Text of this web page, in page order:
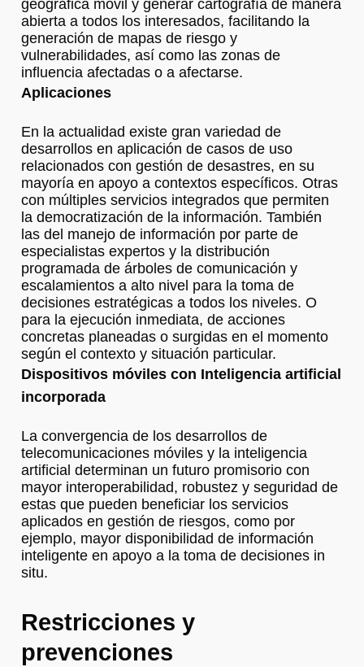
geográfica móvil y generar cartografía de manera
abierta a todos los interesados, facilitando la
generación de mapas de riesgo y
vulnerabilidades, así como las zonas de
influencia afectadas o a afectarse.
Aplicaciones
En la actualidad existe gran variedad de
desarrollos en aplicación de casos de uso
relacionados con gestión de desastres, en su
mayoría en apoyo a contextos específicos. Otras
con múltiples servicios integrados que permiten
la democratización de la información. También
las del manejo de información por parte de
especialistas expertos y la distribución
programada de árboles de comunicación y
escalamientos a alto nivel para la toma de
decisiones estratégicas a todos los niveles. O
para la ejecución inmediata, de acciones
concretas planeadas o surgidas en el momento
según el contexto y situación particular.
Dispositivos móviles con Inteligencia artificial
incorporada
La convergencia de los desarrollos de
telecomunicaciones móviles y la inteligencia
artificial determinan un futuro promisorio con
mayor interoperabilidad, robustez y seguridad de
estas que pueden beneficiar los servicios
aplicados en gestión de riesgos, como por
ejemplo, mayor disponibilidad de información
inteligente en apoyo a la toma de decisiones in
situ.
Restricciones y
prevenciones